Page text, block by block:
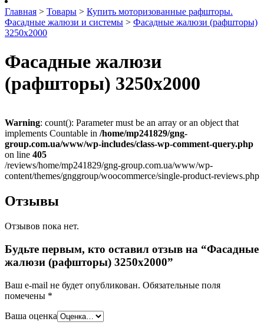
Главная > Товары > Купить моторизованные рафшторы.
Фасадные жалюзи и системы > Фасадные жалюзи (рафшторы)
3250х2000
Фасадные жалюзи
(рафшторы) 3250х2000
Warning: count(): Parameter must be an array or an object that
implements Countable in /home/mp241829/gng-
group.com.ua/www/wp-includes/class-wp-comment-query.php
on line 405
/reviews/home/mp241829/gng-group.com.ua/www/wp-
content/themes/gnggroup/woocommerce/single-product-reviews.php
Отзывы
Отзывов пока нет.
Будьте первым, кто оставил отзыв на “Фасадные
жалюзи (рафшторы) 3250х2000”
Ваш e-mail не будет опубликован. Обязательные поля
помечены *
Ваша оценка